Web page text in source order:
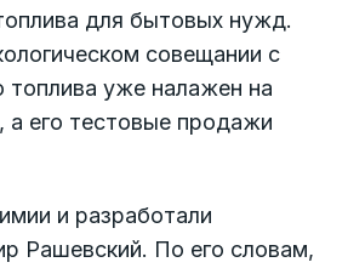
для бытовых нужд.
совещании с
уже налажен на
а его тестовые продажи
и разработали
Рашевский. По его словам,